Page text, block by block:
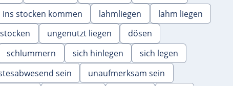
ins stocken kommen lahmliegen
lahm liegen
stocken ungenutzt liegen
dösen
schlummern sich hinlegen
sich legen
sein
unaufmerksam sein